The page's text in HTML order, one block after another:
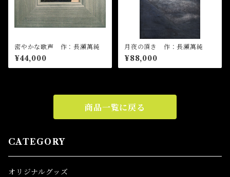
密やかな歌声 作：長瀬萬純
¥44,000
月夜の頂き 作：長瀬萬純
¥88,000
商品一覧に戻る
CATEGORY
オリジナルグッズ